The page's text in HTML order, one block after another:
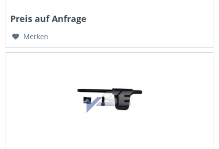
Preis auf Anfrage
Merken